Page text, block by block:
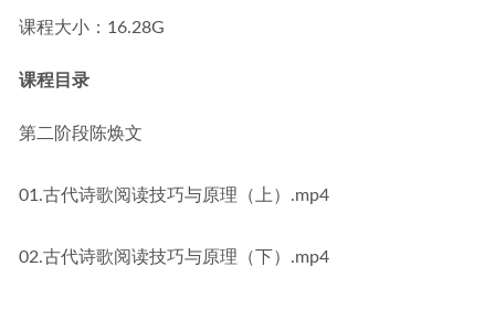
课程大小：16.28G
课程目录
第二阶段陈焕文
01.古代诗歌阅读技巧与原理（上）.mp4
02.古代诗歌阅读技巧与原理（下）.mp4